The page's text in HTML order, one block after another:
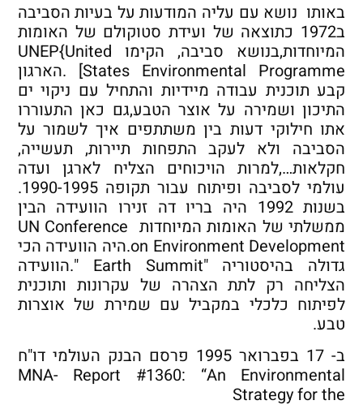
באותו נושא עם עליה המודעות על בעיות הסביבה
ב1972 כתוצאה של ועידת סטוקולם של האומות
המיוחדות,בנושא סביבה, הקימו UNEP{United
States Environmental Programme] .הארגון
קבע תוכנית עבודה מיידיות והתחיל עם ניקוי ים
התיכון ושמירה על אוצר הטבע,גם כאן התעוררו
אתו חילוקי דעות בין משתתפים איך לשמור על
הסביבה ולא לעקב התפחות תיירות, תעשייה,
חקלאות…,למרות הויכוחים הצליח לארגן ועדה
עולמי לסביבה ופיתוח עבור תקופה 1990-1995.
בשנות 1992 היה בריו דה זנירו הוועידה הבין
ממשלתי של האומות המיוחדות UN Conference
on Environment Development.היה הוועידה הכי
גדולה בהיסטוריה "Earth Summit ".הוועידה
הצליחה רק לתת הצהרה של עקרונות ותוכנית
לפיתוח כלכלי במקביל עם שמירת של אוצרות
טבע.
ב- 17 בפברואר 1995 פרסם הבנק העולמי דו"ח
MNA- Report #1360: “An Environmental
Strategy for the